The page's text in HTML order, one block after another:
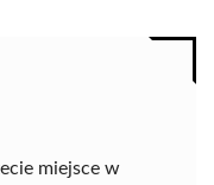
miejsce w